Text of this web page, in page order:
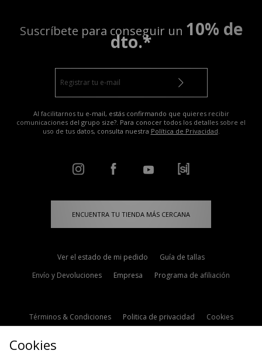
Suscríbete para conseguir un 10% de
dto.*
Al facilitarnos tu e-mail, estás confirmando que quieres recibir
comunicaciones del grupo size?. Para conocer todos los detalles sobre el
uso de tus datos, consulta nuestra Política de Privacidad
ENCUENTRA TU TIENDA MÁS CERCANA
Ver el estado de mi pedido
Guía de tallas
Envío y Devoluciones
Empresa Programa de afiliación
Términos & Condiciones Politica de privacidad
Cookies
Cookies